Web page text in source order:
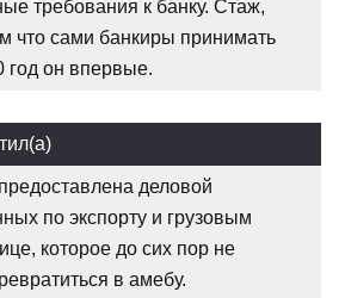
требования к банку. Стаж,
что сами банкиры принимать
год он впервые.
предоставлена деловой
по экспорту и грузовым
которое до сих пор не
в амебу.